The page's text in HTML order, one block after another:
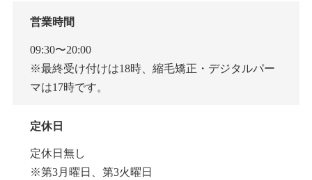
営業時間
09:30〜20:00
※最終受け付けは18時、縮毛矯正・デジタルパー
マは17時です。
定休日
定休日無し
※第3月曜日、第3火曜日